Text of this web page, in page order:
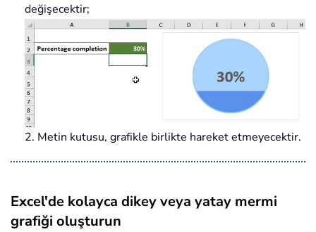
değişecektir;
2. Metin kutusu, grafikle birlikte hareket etmeyecektir.
Excel'de kolayca dikey veya yatay mermi
grafiği oluşturun